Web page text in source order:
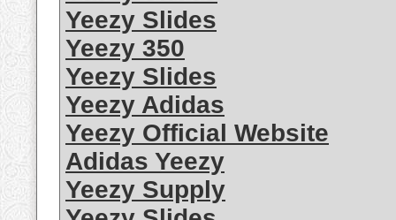
Yeezy Slides
Yeezy 350
Yeezy Slides
Yeezy Adidas
Yeezy Official Website
Adidas Yeezy
Yeezy Supply